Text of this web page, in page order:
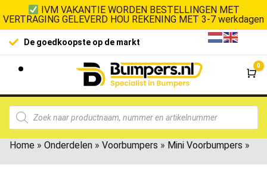
IVM VAKANTIE WORDEN BESTELLINGEN MET
VERTRAGING GELEVERD HOU REKENING MET 3-7 werkdagen
De goedkoopste op de markt
0
Home » Onderdelen » Voorbumpers » Mini Voorbumpers »